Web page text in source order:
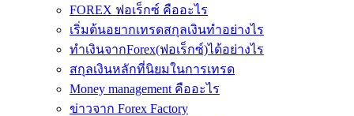
FOREX ฟอเร็กซ์ คืออะไร
เริ่มต้นอยากเทรดสกุลเงินทำอย่างไร
ทำเงินจากForex(ฟอเร็กซ์)ได้อย่างไร
สกุลเงินหลักที่นิยมในการเทรด
Money management คืออะไร
ข่าวจาก Forex Factory